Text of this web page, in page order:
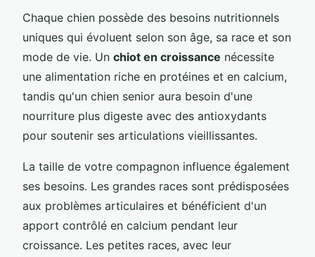
Chaque chien possède des besoins nutritionnels
uniques qui évoluent selon son âge, sa race et son
mode de vie. Un chiot en croissance nécessite
une alimentation riche en protéines et en calcium,
tandis qu'un chien senior aura besoin d'une
nourriture plus digeste avec des antioxydants
pour soutenir ses articulations vieillissantes.
La taille de votre compagnon influence également
ses besoins. Les grandes races sont prédisposées
aux problèmes articulaires et bénéficient d'un
apport contrôlé en calcium pendant leur
croissance. Les petites races, avec leur